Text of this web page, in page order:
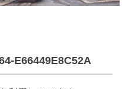
E66449E8C52A